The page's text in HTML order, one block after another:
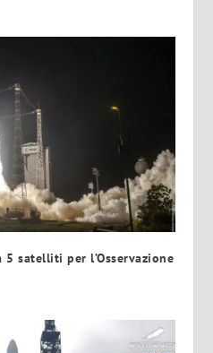
5 satelliti per l’Osservazione